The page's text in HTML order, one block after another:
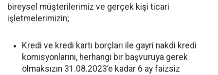
bireysel müşterilerimiz ve gerçek kişi ticari
işletmelerimizin;
Kredi ve kredi kartı borçları ile gayri nakdi kredi
komisyonlarını, herhangi bir başvuruya gerek
olmaksızın 31.08.2023’e kadar 6 ay faizsiz